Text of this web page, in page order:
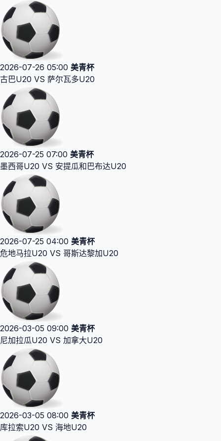
2026-07-26 05:00 美青杯
古巴U20 VS 萨尔瓦多U20
2026-07-25 07:00 美青杯
墨西哥U20 VS 安提瓜和巴布达U20
2026-07-25 04:00 美青杯
危地马拉U20 VS 哥斯达黎加U20
2026-03-05 09:00 美青杯
尼加拉瓜U20 VS 加拿大U20
2026-03-05 08:00 美青杯
库拉索U20 VS 海地U20